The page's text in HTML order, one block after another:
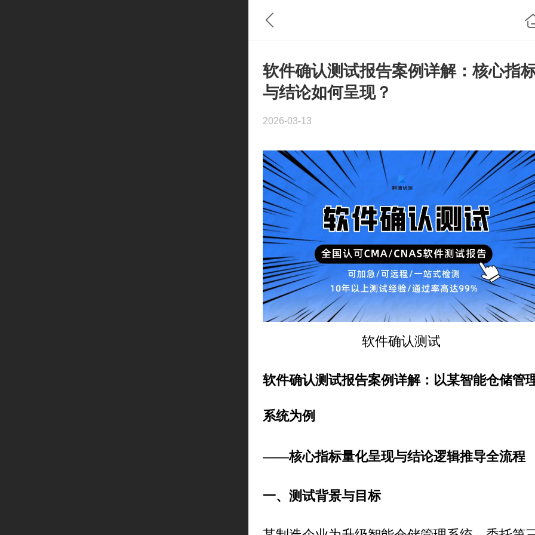
软件确认测试报告案例详解：核心指
与结论如何呈现？
2026-03-13
软件确认测试
软件确认测试报告案例详解：以某智能仓储管
系统为例
——核心指标量化呈现与结论逻辑推导全流程
一、测试背景与目标